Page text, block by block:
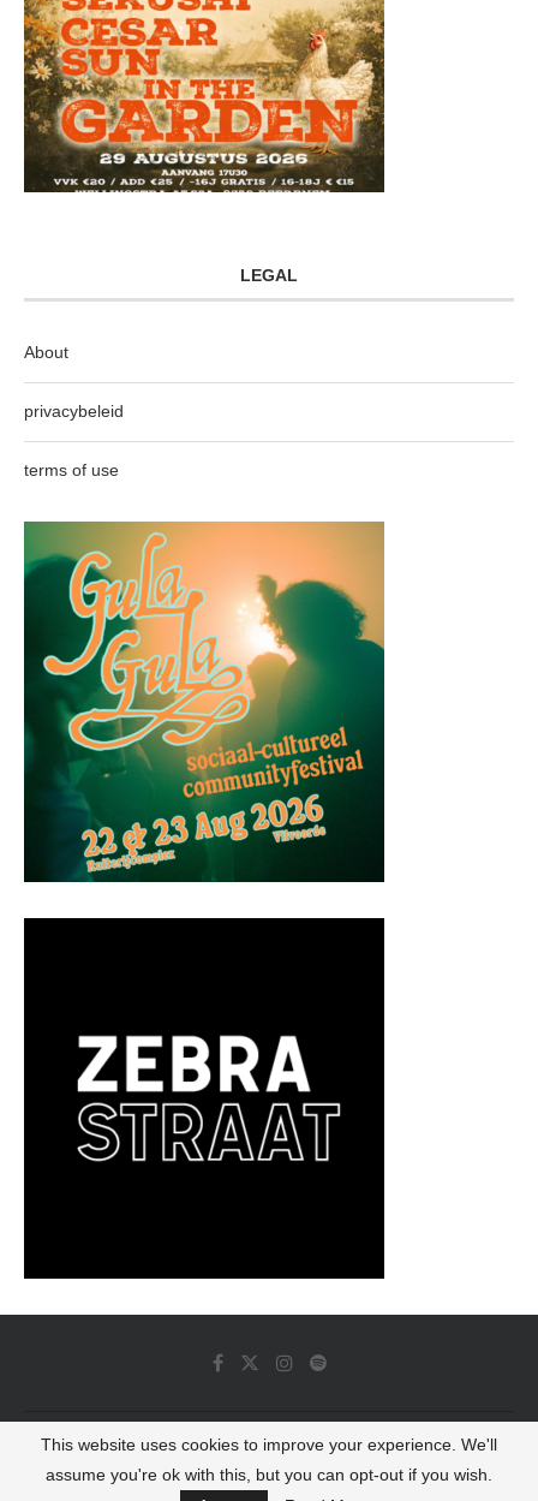
LEGAL
About
privacybeleid
terms of use
© 2022 - Luminous Dash All Rights Reserved
This website uses cookies to improve your experience. We'll
assume you're ok with this, but you can opt-out if you wish.